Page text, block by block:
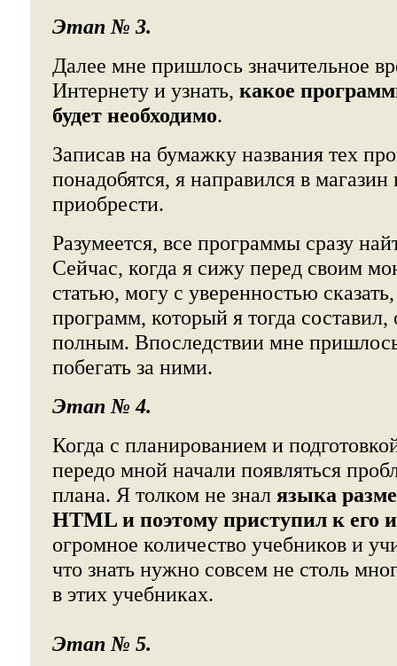
Этап № 3.
Далее мне пришлось значительное
Интернету и узнать, какое
будет необходимо.
Записав на бумажку названия тех
понадобятся, я направился в
приобрести.
Разумеется, все программы сразу
Сейчас, когда я сижу перед своим
статью, могу с уверенностью
программ, который я тогда составил,
полным. Впоследствии мне
побегать за ними.
Этап № 4.
Когда с планированием и
передо мной начали появляться
плана. Я толком не знал языка
HTML и поэтому приступил к его
огромное количество учебников и
что знать нужно совсем не столь
в этих учебниках.
Этап № 5.